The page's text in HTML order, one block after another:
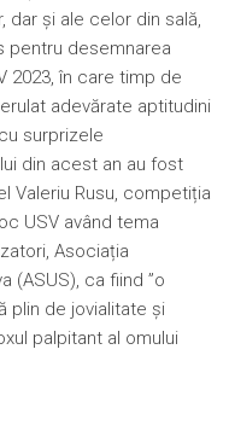
dar și ale celor din sală,
pentru desemnarea
2023, în care timp de
adevărate aptitudini
surprizele
din acest an au fost
Valeriu Rusu, competiția
USV având tema
Asociația
(ASUS), ca fiind ”o
plin de jovialitate și
palpitant al omului